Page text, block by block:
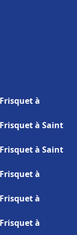
à
à Saint
à Saint
à
à
à